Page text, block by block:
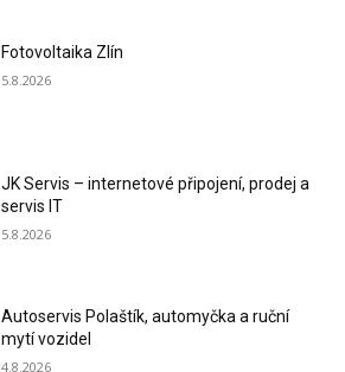
Fotovoltaika Zlín
5.8.2026
JK Servis – internetové připojení, prodej a
servis IT
5.8.2026
Autoservis Polaštík, automyčka a ruční
mytí vozidel
4.8.2026